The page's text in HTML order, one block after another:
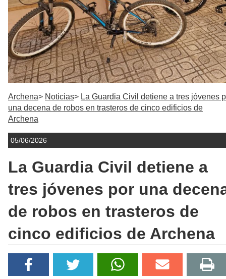
Archena Noticias
La Guardia Civil detiene a tres jóvenes
una decena de robos en trasteros de cinco edificios de
Archena
05/06/2026
La Guardia Civil detiene a
tres jóvenes por una
de robos en trasteros de
cinco edificios de Archena